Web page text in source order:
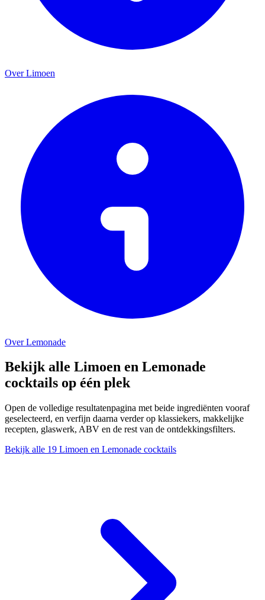
Over Limoen
Over Lemonade
Bekijk alle Limoen en Lemonade
cocktails op één plek
Open de volledige resultatenpagina met beide ingrediënten vooraf
geselecteerd, en verfijn daarna verder op klassiekers, makkelijke
recepten, glaswerk, ABV en de rest van de ontdekkingsfilters.
Bekijk alle 19 Limoen en Lemonade cocktails